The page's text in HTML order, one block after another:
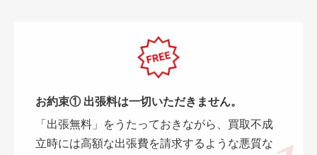
お約束① 出張料は一切いただきません。
「出張無料」をうたっておきながら、買取不成
立時には高額な出張費を請求するような悪質な